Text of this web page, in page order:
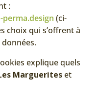
:
(ci-
choix qui s’offrent à
explique quels
Margueriteset